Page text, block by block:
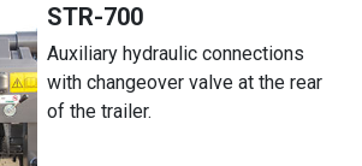
STR-700
Auxiliary hydraulic connections
with changeover valve at the rear
of the trailer.